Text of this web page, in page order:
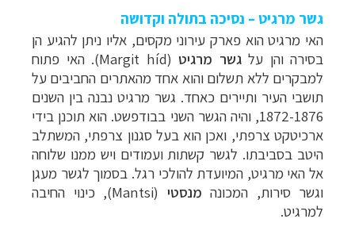
גשר מרגיט – נסיכה בתולה וקדושה
האי מרגיט הוא פארק עירוני מקסים, אליו ניתן להגיע הן
בסירה והן עלגשר מרגיט (
Margit híd). האי פתוח
למבקרים ללא תשלום והוא אחד מהאתרים החביבים על
תושבי העיר ותיירים כאחד. גשר מרגיט נבנה בין השנים
1872-1876, והיה הגשר השני בבודפשט. הוא תוכנן בידי
ארכיטקט צרפתי, ואכן הוא בעל סגנון צרפתי, המשתלב
היטב בסביבתו. לגשר קשתות ועמודים ויש ממנו שלוחה
אל האי מרגיט, המיועדת להולכי רגל. בסמוך לגשר מעגן
וגשר סירות, המכונה מנסטי (
Mantsi), כינוי החיבה
למרגיט.